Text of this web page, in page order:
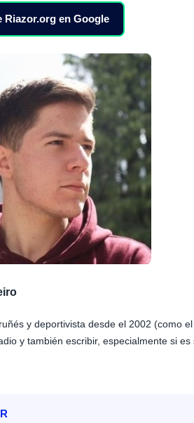
Riazor.org en Google
y deportivista desde el 2002 (como
y también escribir, especialmente si es